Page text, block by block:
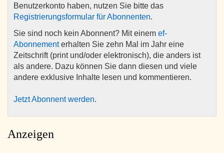
Benutzerkonto haben, nutzen Sie bitte das
Registrierungsformular für Abonnenten.
Sie sind noch kein Abonnent? Mit einem ef-
Abonnementerhalten Sie zehn Mal im Jahr eine
Zeitschrift (print und/oder elektronisch), die anders ist
als andere. Dazu können Sie dann diesen und viele
andere exklusive Inhalte lesen und kommentieren.
Jetzt Abonnent werden.
Anzeigen